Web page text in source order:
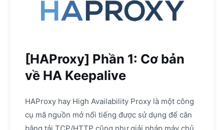
[HAProxy] Phần 1: Cơ bản
về HA Keepalive
HAProxy hay High Availability Proxy là một công
cụ mã nguồn mở nổi tiếng được sử dụng để cân